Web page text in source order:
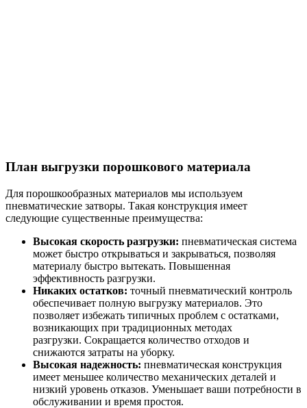
План выгрузки порошкового материала
Для порошкообразных материалов мы используем
пневматические затворы. Такая конструкция имеет
следующие существенные преимущества:
Высокая скорость разгрузки: пневматическая система
может быстро открываться и закрываться, позволяя
материалу быстро вытекать. Повышенная
эффективность разгрузки.
Никаких остатков: точный пневматический контроль
обеспечивает полную выгрузку материалов. Это
позволяет избежать типичных проблем с остатками,
возникающих при традиционных методах
разгрузки. Сокращается количество отходов и
снижаются затраты на уборку.
Высокая надежность: пневматическая конструкция
имеет меньшее количество механических деталей и
низкий уровень отказов. Уменьшает ваши потребности в
обслуживании и время простоя.